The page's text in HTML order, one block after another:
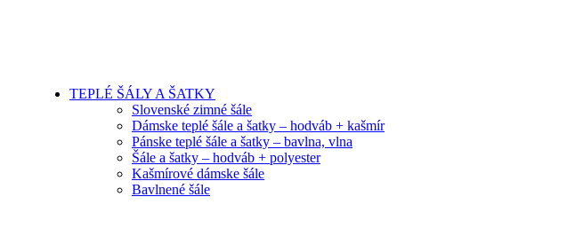
TEPLÉ ŠÁLY A ŠATKY
Slovenské zimné šále
Dámske teplé šále a šatky – hodváb + kašmír
Pánske teplé šále a šatky – bavlna, vlna
Šále a šatky – hodváb + polyester
Kašmírové dámske šále
Bavlnené šále